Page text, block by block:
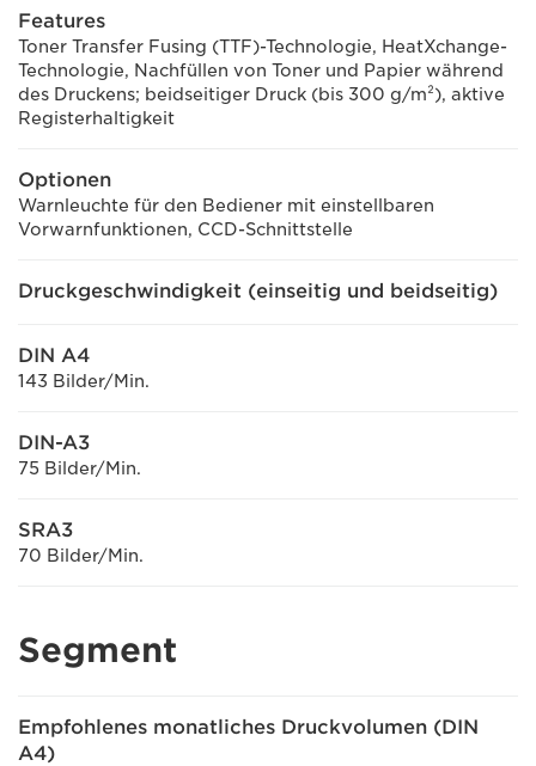
Features
Toner Transfer Fusing (TTF)-Technologie, HeatXchange-
Technologie, Nachfüllen von Toner und Papier während
des Druckens; beidseitiger Druck (bis 300 g/m²), aktive
Registerhaltigkeit
Optionen
Warnleuchte für den Bediener mit einstellbaren
Vorwarnfunktionen, CCD-Schnittstelle
Druckgeschwindigkeit (einseitig und beidseitig)
DIN A4
143 Bilder/Min.
DIN-A3
75 Bilder/Min.
SRA3
70 Bilder/Min.
Segment
Empfohlenes monatliches Druckvolumen (DIN
A4)